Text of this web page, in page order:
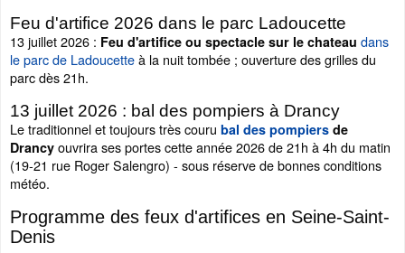
Feu d'artifice 2026 dans le parc Ladoucette
13 juillet 2026 : Feu d'artifice ou spectacle sur le chateau dans
le parc de Ladoucetteà la nuit tombée ; ouverture des grilles du
parc dès 21h.
13 juillet 2026 : bal des pompiers à Drancy
Le traditionnel et toujours très couru bal des pompiers de
Drancy ouvrira ses portes cette année 2026 de 21h à 4h du matin
(19-21 rue Roger Salengro) - sous réserve de bonnes conditions
météo.
Programme des feux d'artifices en Seine-Saint-
Denis